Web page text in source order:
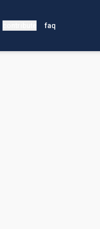
faq